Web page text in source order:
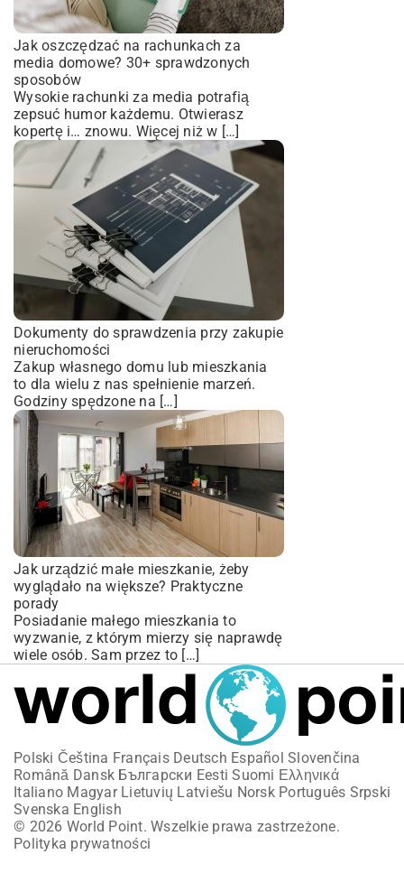
Jak oszczędzać na rachunkach za
media domowe? 30+ sprawdzonych
sposobów
Wysokie rachunki za media potrafią
zepsuć humor każdemu. Otwierasz
kopertę i… znowu. Więcej niż w […]
Dokumenty do sprawdzenia przy zakupie
nieruchomości
Zakup własnego domu lub mieszkania
to dla wielu z nas spełnienie marzeń.
Godziny spędzone na […]
Jak urządzić małe mieszkanie, żeby
wyglądało na większe? Praktyczne
porady
Posiadanie małego mieszkania to
wyzwanie, z którym mierzy się naprawdę
wiele osób. Sam przez to […]
Polski Čeština Français Deutsch Español Slovenčina
Română Dansk Български Eesti Suomi Ελληνικά
Italiano Magyar Lietuvių Latviešu Norsk Português Srpski
Svenska English
© 2026 World Point. Wszelkie prawa zastrzeżone.
Polityka prywatności